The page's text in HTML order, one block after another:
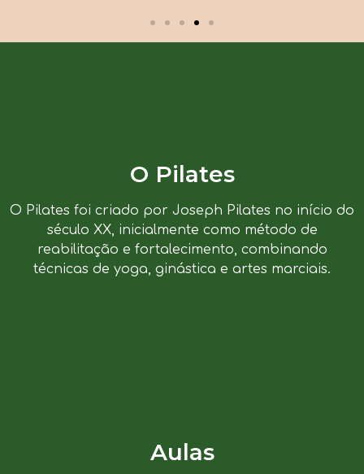
O Pilates
O Pilates foi criado por Joseph Pilates no início do
século XX, inicialmente como método de
reabilitação e fortalecimento, combinando
técnicas de yoga, ginástica e artes marciais.
Aulas